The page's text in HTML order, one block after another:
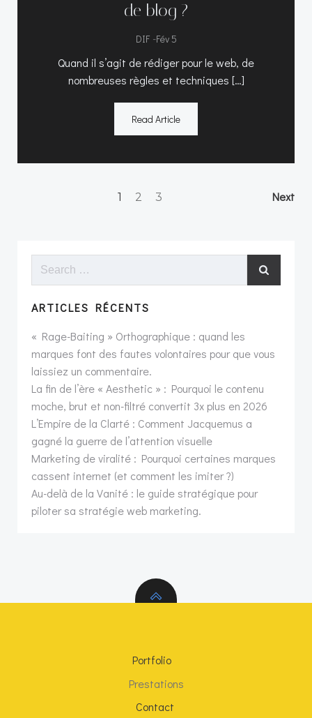
de blog ?
DIF -Fév 5
Quand il s’agit de rédiger pour le web, de
nombreuses règles et techniques […]
Read Article
Page
1 Page
2 Page
3 Next
Search
ARTICLES RÉCENTS
« Rage-Baiting » Orthographique : quand les
marques font des fautes volontaires pour que vous
laissiez un commentaire.
La fin de l’ère « Aesthetic » : Pourquoi le contenu
moche, brut et non-filtré convertit 3x plus en 2026
L’Empire de la Clarté : Comment Jacquemus a
gagné la guerre de l’attention visuelle
Marketing de viralité : Pourquoi certaines marques
cassent internet (et comment les imiter ?)
Au-delà de la Vanité : le guide stratégique pour
piloter sa stratégie web marketing.
Portfolio
Prestations
Contact